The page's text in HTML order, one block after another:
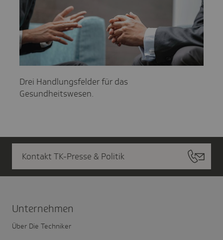
Drei Handlungsfelder für das
Gesundheitswesen.
Kontakt TK-Presse & Politik
Unter­nehmen
Über Die Techniker